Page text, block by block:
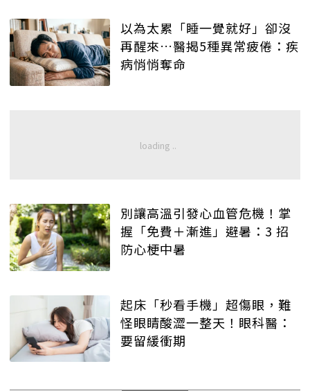
以為太累「睡一覺就好」卻沒
再醒來…醫揭5種異常疲倦：疾
病悄悄奪命
別讓高溫引發心血管危機！掌
握「免費＋漸進」避暑：3 招
防心梗中暑
起床「秒看手機」超傷眼，難
怪眼睛酸澀一整天！眼科醫：
要留緩衝期